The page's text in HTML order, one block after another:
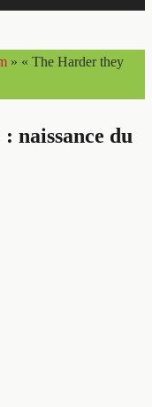
» « The Harder they
naissance du